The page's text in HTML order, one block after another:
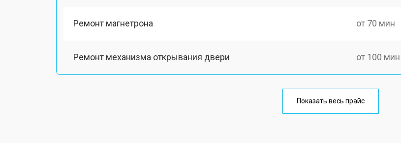
Ремонт магнетрона от 70 мин
Ремонт механизма открывания двери от 100 мин
от 70 мин
Показать весь прайс